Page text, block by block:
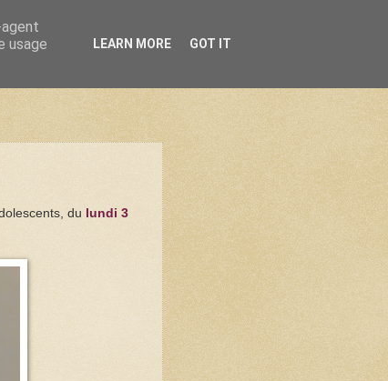
du lundi 3
usage
LEARN MORE GOT IT